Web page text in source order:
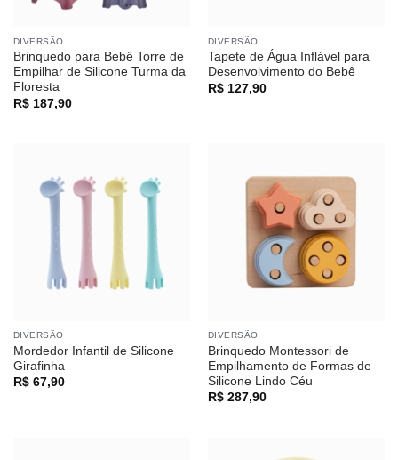
DIVERSÃO
Brinquedo para Bebê Torre de
Empilhar de Silicone Turma da
Floresta
R$187,90
DIVERSÃO
Tapete de Água Inflável para
Desenvolvimento do Bebê
R$127,90
DIVERSÃO
Mordedor Infantil de Silicone
Girafinha
R$67,90
DIVERSÃO
Brinquedo Montessori de
Empilhamento de Formas de
Silicone Lindo Céu
R$287,90